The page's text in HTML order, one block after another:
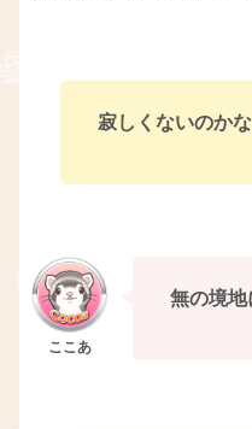
寂しくないのか
無の境地